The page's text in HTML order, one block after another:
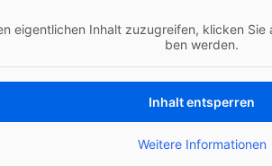
eigent­li­chen Inhalt zuzu­grei­fen, kli­cken
ben werden.
Inhalt ent­sper­ren
Wei­te­re Infor­ma­tio­nen